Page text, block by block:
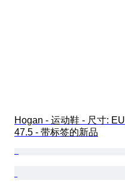
Hogan - 运动鞋 - 尺寸: EU
47.5 - 带标签的新品